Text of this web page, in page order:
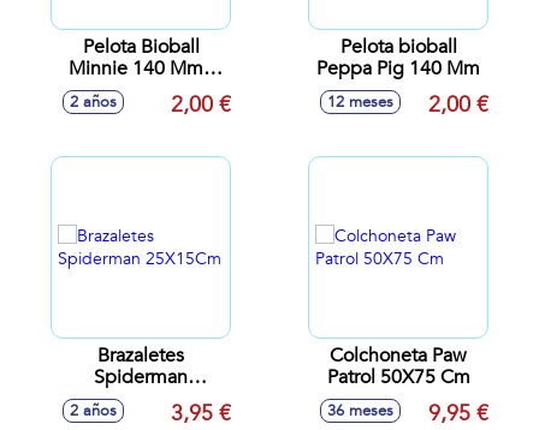
Pelota Bioball
Minnie 140 Mm -
Modelos surtidos
2 años 2,00 €
Pelota bioball
Peppa Pig 140 Mm
12 meses 2,00 €
Brazaletes
Spiderman
25X15Cm
2 años 3,95 €
Colchoneta Paw
Patrol 50X75 Cm
36 meses 9,95 €